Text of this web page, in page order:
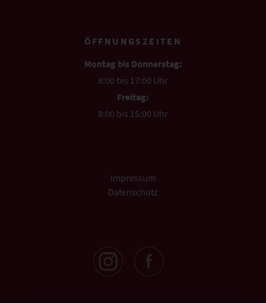
ÖFFNUNGSZEITEN
Montag bis Donnerstag:
8:00 bis 17:00 Uhr
Freitag:
8:00 bis 15:00 Uhr
Impressum
Datenschutz